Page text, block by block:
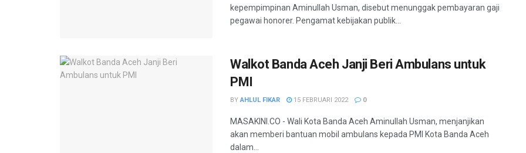
kepempimpinan Aminullah Usman, disebut menunggak pembayaran gaji
pegawai honorer. Pengamat kebijakan publik...
Walkot Banda Aceh Janji Beri Ambulans untuk
PMI
BY AHLUL FIKAR 15 FEBRUARI 2022 0
MASAKINI.CO - Wali Kota Banda Aceh Aminullah Usman, menjanjikan
akan memberi bantuan mobil ambulans kepada PMI Kota Banda Aceh
dalam...